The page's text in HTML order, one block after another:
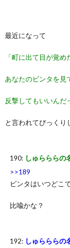
最近になって
「町に出て目が覚め
あなたのビンタを見
反撃してもいいんだ
と言われてびっくり
190: しゅらららの
>>189
ビンタはいつどこ
比喩かな？
192: しゅらららの